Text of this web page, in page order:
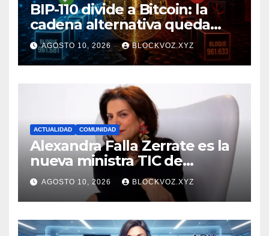
BIP-110 divide a Bitcoin: la
cadena alternativa queda
rezagada tras minar solo dos
bloques
AGOSTO 10, 2026 BLOCKVOZ.XYZ
ACTUALIDAD COMUNIDAD
Alexandra Falla Zerrate es la
nueva ministra TIC de
Colombia
AGOSTO 10, 2026 BLOCKVOZ.XYZ